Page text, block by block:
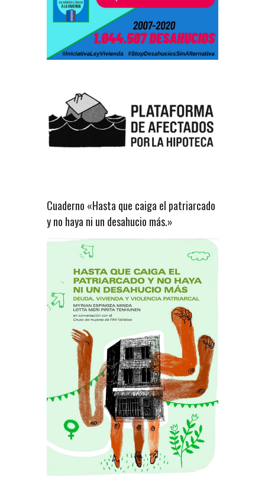
Cuaderno «Hasta que caiga el patriarcado
y no haya ni un desahucio más.»